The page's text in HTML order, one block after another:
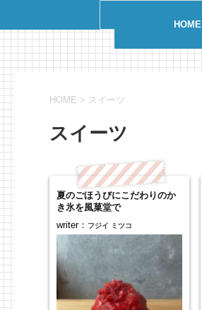
HOME
HOME > スイーツ
スイーツ
夏のごほうびにこだわりのか
き氷を風菓堂で
writer： フジイ ミツコ